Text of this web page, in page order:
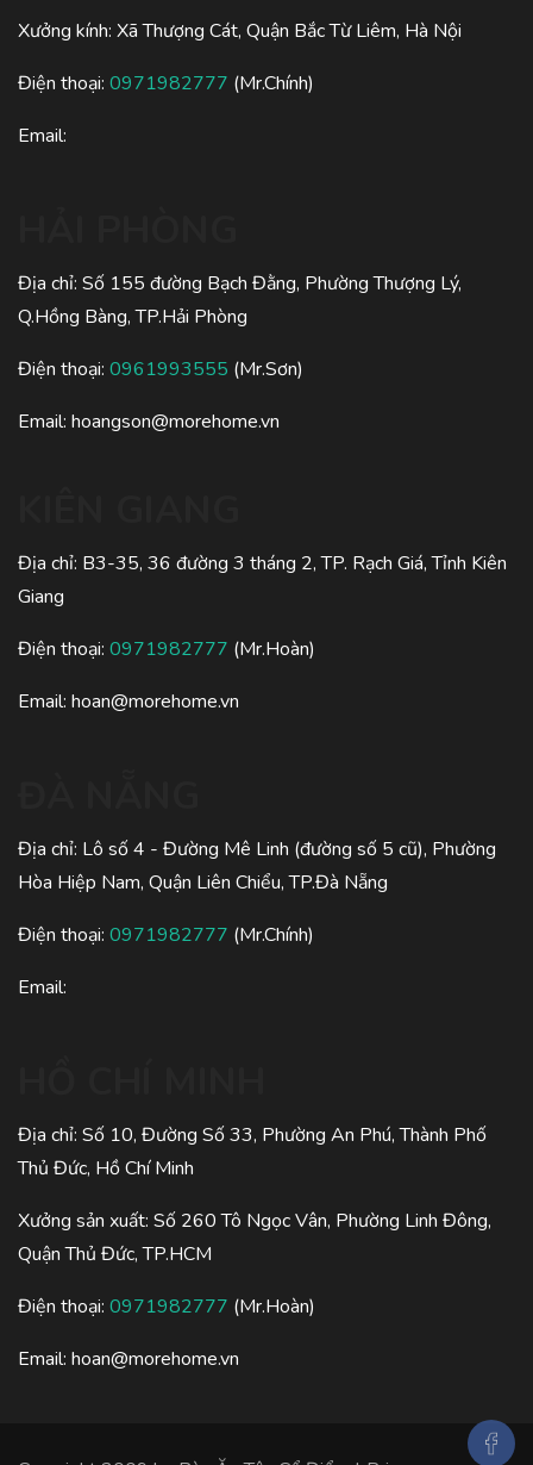
Xưởng kính: Xã Thượng Cát, Quận Bắc Từ Liêm, Hà Nội
Điện thoại: 0971982777 (Mr.Chính)
Email:
Địa chỉ: Số 155 đường Bạch Đằng, Phường Thượng Lý,
Q.Hồng Bàng, TP.Hải Phòng
Điện thoại: 0961993555 (Mr.Sơn)
Email: hoangson@morehome.vn
Địa chỉ: B3-35, 36 đường 3 tháng 2, TP. Rạch Giá, Tỉnh Kiên
Giang
Điện thoại: 0971982777 (Mr.Hoàn)
Email: hoan@morehome.vn
Địa chỉ: Lô số 4 - Đường Mê Linh (đường số 5 cũ), Phường
Hòa Hiệp Nam, Quận Liên Chiểu, TP.Đà Nẵng
Điện thoại: 0971982777 (Mr.Chính)
Email:
Địa chỉ: Số 10, Đường Số 33, Phường An Phú, Thành Phố
Thủ Đức, Hồ Chí Minh
Xưởng sản xuất: Số 260 Tô Ngọc Vân, Phường Linh Đông,
Quận Thủ Đức, TP.HCM
Điện thoại: 0971982777 (Mr.Hoàn)
Email: hoan@morehome.vn